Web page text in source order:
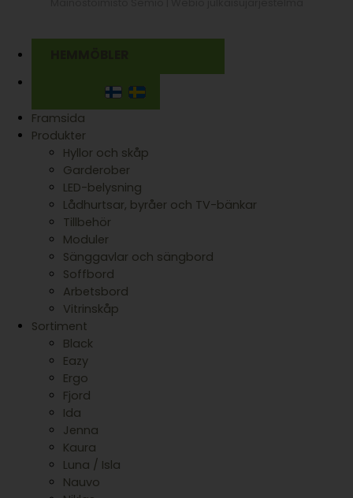
Framsida
Produkter
Hyllor och skåp
Garderober
LED-belysning
Lådhurtsar, byråer och TV-bänkar
Tillbehör
Moduler
Sänggavlar och sängbord
Soffbord
Arbetsbord
Vitrinskåp
Sortiment
Black
Eazy
Ergo
Fjord
Ida
Jenna
Kaura
Luna / Isla
Nauvo